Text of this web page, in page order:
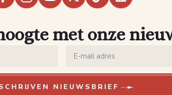
met onze
NIEUWSBRIEF